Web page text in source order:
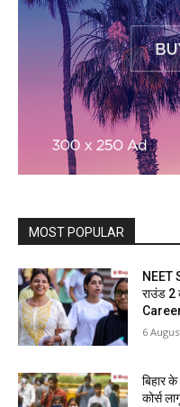
MOST POPULAR
NEET
राउंड
6
बिहार
कोर्स